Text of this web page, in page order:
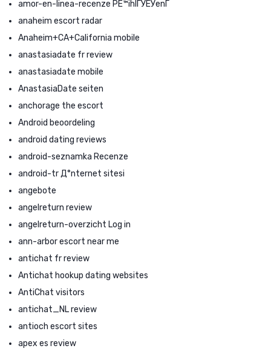
amor-en-linea-recenze PЕ™ihlГЎЕЎenГ­
anaheim escort radar
Anaheim+CA+California mobile
anastasiadate fr review
anastasiadate mobile
AnastasiaDate seiten
anchorage the escort
Android beoordeling
android dating reviews
android-seznamka Recenze
android-tr Д°nternet sitesi
angebote
angelreturn review
angelreturn-overzicht Log in
ann-arbor escort near me
antichat fr review
Antichat hookup dating websites
AntiChat visitors
antichat_NL review
antioch escort sites
apex es review